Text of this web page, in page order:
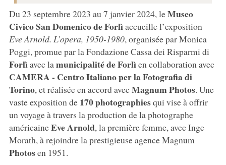
Du 23 septembre 2023 au 7 janvier 2024, leMuseo
Civico San Domenico de Forlìaccueille l’exposition
Eve Arnold. L’opera, 1950-1980, organisée par Monica
Poggi, promue par la Fondazione Cassa dei Risparmi di
Forlìavec la municipalité de Forlìen collaboration avec
CAMERA - Centro Italiano per la Fotografia di
Torino, et réalisée en accord avec Magnum Photos. Une
vaste exposition de170 photographiesqui vise à offrir
un voyage à travers la production de la photographe
américaineEve Arnold, la première femme, avec Inge
Morath, à rejoindre la prestigieuse agence Magnum
Photosen 1951.